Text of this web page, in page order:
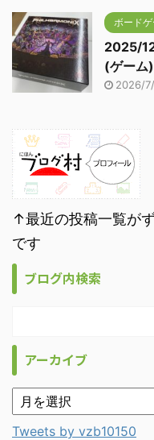
ボード
2025/
(ゲーム
2026/
↑最近の投稿一覧が
です
ブログ内検索
アーカイブ
Tweets by vzb10150